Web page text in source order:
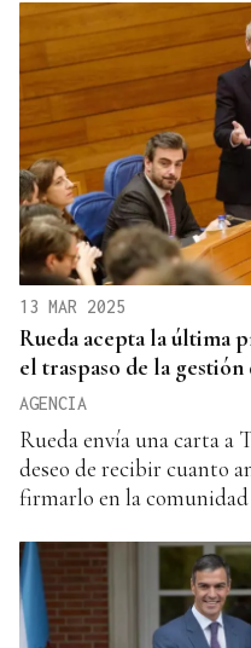
13 MAR 2025
Rueda acepta la última
el traspaso de la
AGENCIA
Rueda envía una carta a
deseo de recibir cuanto
firmarlo en la comunidad